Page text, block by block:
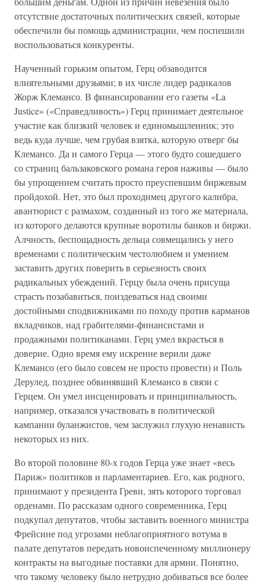
отсутствие достаточных политических связей, которые
обеспечили бы помощь администрации, чем поспешили
воспользоваться конкуренты.
Наученный горьким опытом, Герц обзаводится
влиятельными друзьями; в их числе лидер радикалов
Жорж Клемансо. В финансировании его газеты «La
Justice» («Справедливость») Герц принимает деятельное
участие как близкий человек и единомышленник; это
ведь куда лучше, чем грубая взятка, которую отверг бы
Клемансо. Да и самого Герца — этого будто сошедшего
со страниц бальзаковского романа героя наживы — было
бы упрощением считать просто преуспевшим биржевым
пройдохой. Нет, это был проходимец другого калибра,
авантюрист с размахом, созданный из того же материала,
из которого делаются крупные воротилы банков и биржи.
Алчность, беспощадность дельца совмещались у него
временами с политическим честолюбием и умением
заставить других поверить в серьезность своих
радикальных убеждений. Герцу была очень присуща
страсть позабавиться, поиздеваться над своими
достойными сподвижниками по походу против карманов
вкладчиков, над грабителями-финансистами и
продажными политиканами. Герц умел вкрасться в
доверие. Одно время ему искренне верили даже
Клемансо (его было совсем не просто провести) и Поль
Дерулед, позднее обвинявший Клемансо в связи с
Герцем. Он умел инсценировать и принципиальность,
например, отказался участвовать в политической
кампании буланжистов, чем заслужил глухую ненависть
некоторых из них.
Во второй половине 80-х годов Герца уже знает «весь
Париж» политиков и парламентариев. Его, как родного,
принимают у президента Греви, зять которого торговал
орденами. По рассказам одного современника, Герц
подкупал депутатов, чтобы заставить военного министра
Фрейсине под угрозами неблагоприятного вотума в
палате депутатов передать новоиспеченному миллионеру
контракты на выгодные поставки для армии. Понятно,
что такому человеку было нетрудно добиваться все более